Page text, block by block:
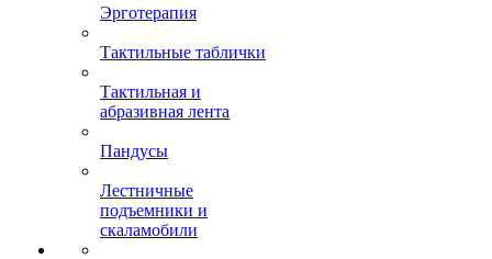
Эрготерапия
Тактильные таблички
Тактильная и
абразивная лента
Пандусы
Лестничные
подъемники и
скаламобили